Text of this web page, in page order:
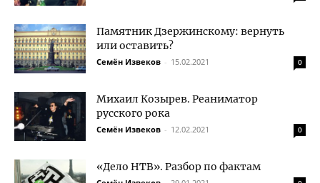
Памятник Дзержинскому: вернуть
или оставить?
Семён Извеков - 15.02.2021 0
Михаил Козырев. Реаниматор
русского рока
Семён Извеков - 12.02.2021 0
«Дело НТВ». Разбор по фактам